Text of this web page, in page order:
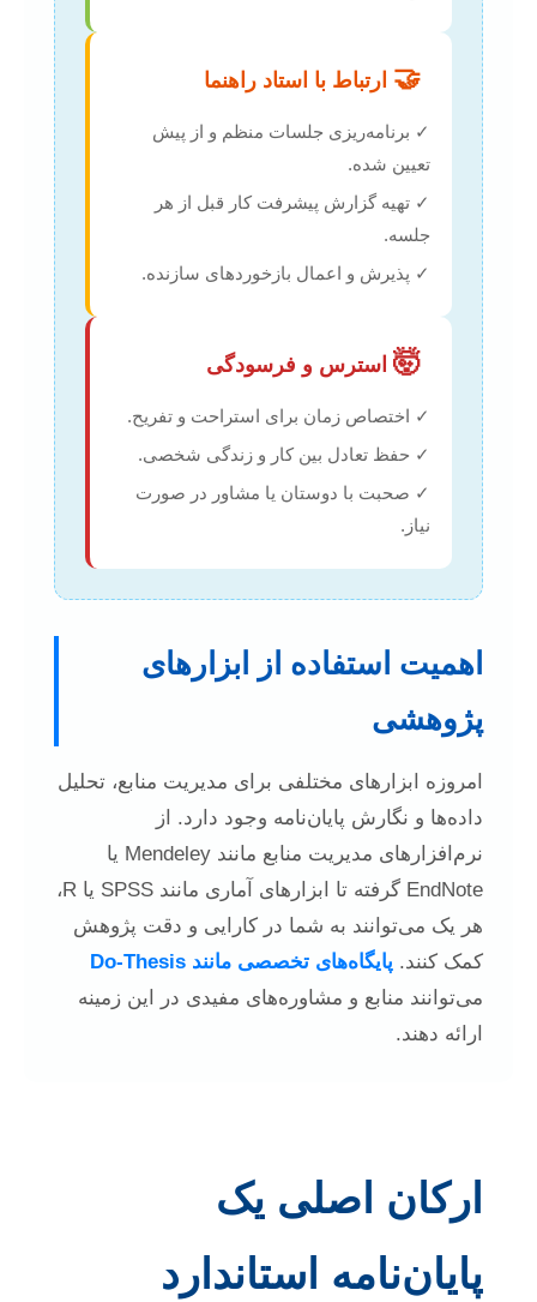
🤝 ارتباط با استاد راهنما
✓ برنامه‌ریزی جلسات منظم و از پیش
تعیین شده.
✓ تهیه گزارش پیشرفت کار قبل از هر
جلسه.
✓ پذیرش و اعمال بازخوردهای سازنده.
🤯 استرس و فرسودگی
✓ اختصاص زمان برای استراحت و تفریح.
✓ حفظ تعادل بین کار و زندگی شخصی.
✓ صحبت با دوستان یا مشاور در صورت
نیاز.
اهمیت استفاده از ابزارهای
پژوهشی
امروزه ابزارهای مختلفی برای مدیریت منابع، تحلیل
داده‌ها و نگارش پایان‌نامه وجود دارد. از
نرم‌افزارهای مدیریت منابع مانند Mendeley یا
EndNote گرفته تا ابزارهای آماری مانند SPSS یا R،
هر یک می‌توانند به شما در کارایی و دقت پژوهش
کمک کنند. پایگاه‌های تخصصی مانند Do-Thesis
می‌توانند منابع و مشاوره‌های مفیدی در این زمینه
ارائه دهند.
ارکان اصلی یک
پایان‌نامه استاندارد